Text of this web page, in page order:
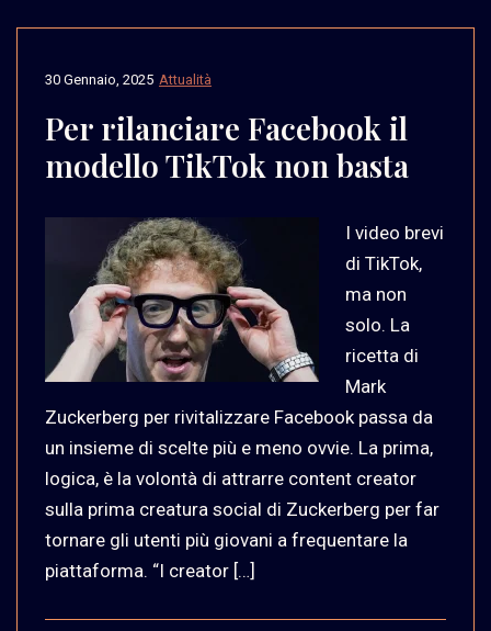
Attualità
30 Gennaio, 2025
Per rilanciare Facebook il
modello TikTok non basta
I video brevi
di TikTok,
ma non
solo. La
ricetta di
Mark
Zuckerberg per rivitalizzare Facebook passa da
un insieme di scelte più e meno ovvie. La prima,
logica, è la volontà di attrarre content creator
sulla prima creatura social di Zuckerberg per far
tornare gli utenti più giovani a frequentare la
piattaforma. “I creator […]